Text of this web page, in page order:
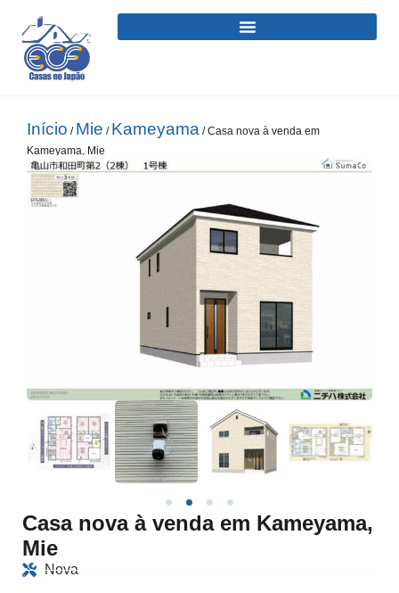
Início / Mie / Kameyama / Casa nova à venda em
Kameyama, Mie
Casa nova à venda em Kameyama,
Mie
Nova